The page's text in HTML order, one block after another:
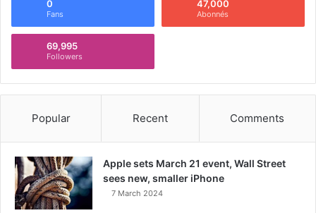
0
Fans
47,000
Abonnés
69,995
Followers
Popular Recent Comments
Apple sets March 21 event, Wall Street
sees new, smaller iPhone
7 March 2024